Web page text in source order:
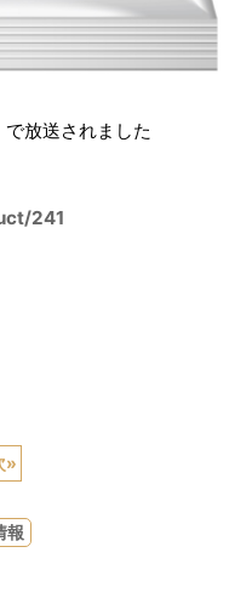
放送されました
241
»
報